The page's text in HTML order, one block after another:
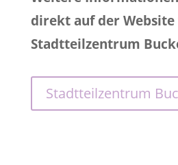
direkt auf der Website
Stadtteilzentrum
Stadtteilzentrum